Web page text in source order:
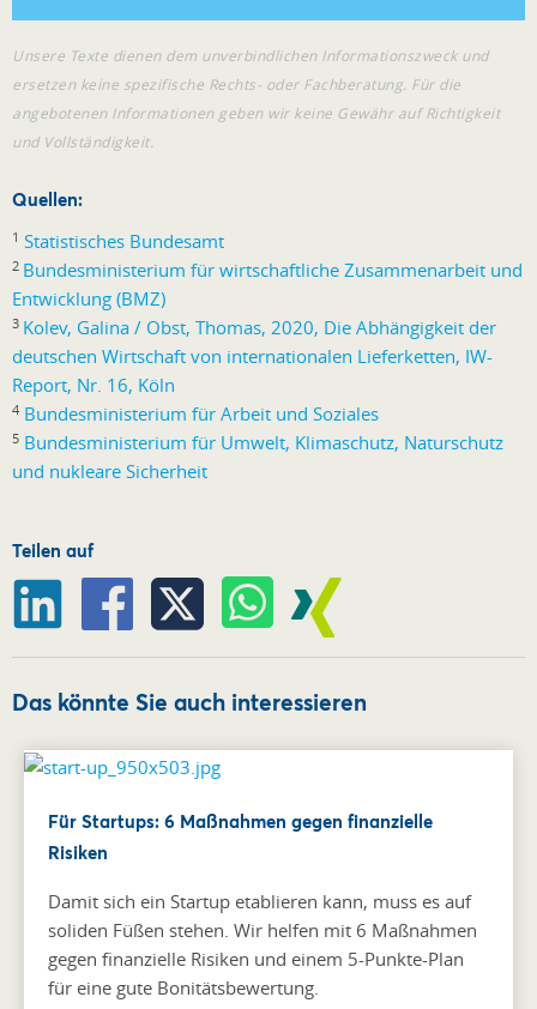
Unsere Texte dienen dem unverbindlichen Informationszweck und
ersetzen keine spezifische Rechts- oder Fachberatung. Für die
angebotenen Informationen geben wir keine Gewähr auf Richtigkeit
und Vollständigkeit.
Quellen:
1 Statistisches Bundesamt
2 Bundesministerium für wirtschaftliche Zusammenarbeit und
Entwicklung (BMZ)
3 Kolev, Galina / Obst, Thomas, 2020, Die Abhängigkeit der
deutschen Wirtschaft von internationalen Lieferketten, IW-
Report, Nr. 16, Köln
4 Bundesministerium für Arbeit und Soziales
5 Bundesministerium für Umwelt, Klimaschutz, Naturschutz
und nukleare Sicherheit
Teilen auf
Das könnte Sie auch interessieren
Für Startups: 6 Maßnahmen gegen finanzielle
Risiken
Damit sich ein Startup etablieren kann, muss es auf
soliden Füßen stehen. Wir helfen mit 6 Maßnahmen
gegen finanzielle Risiken und einem 5-Punkte-Plan
für eine gute Bonitätsbewertung.